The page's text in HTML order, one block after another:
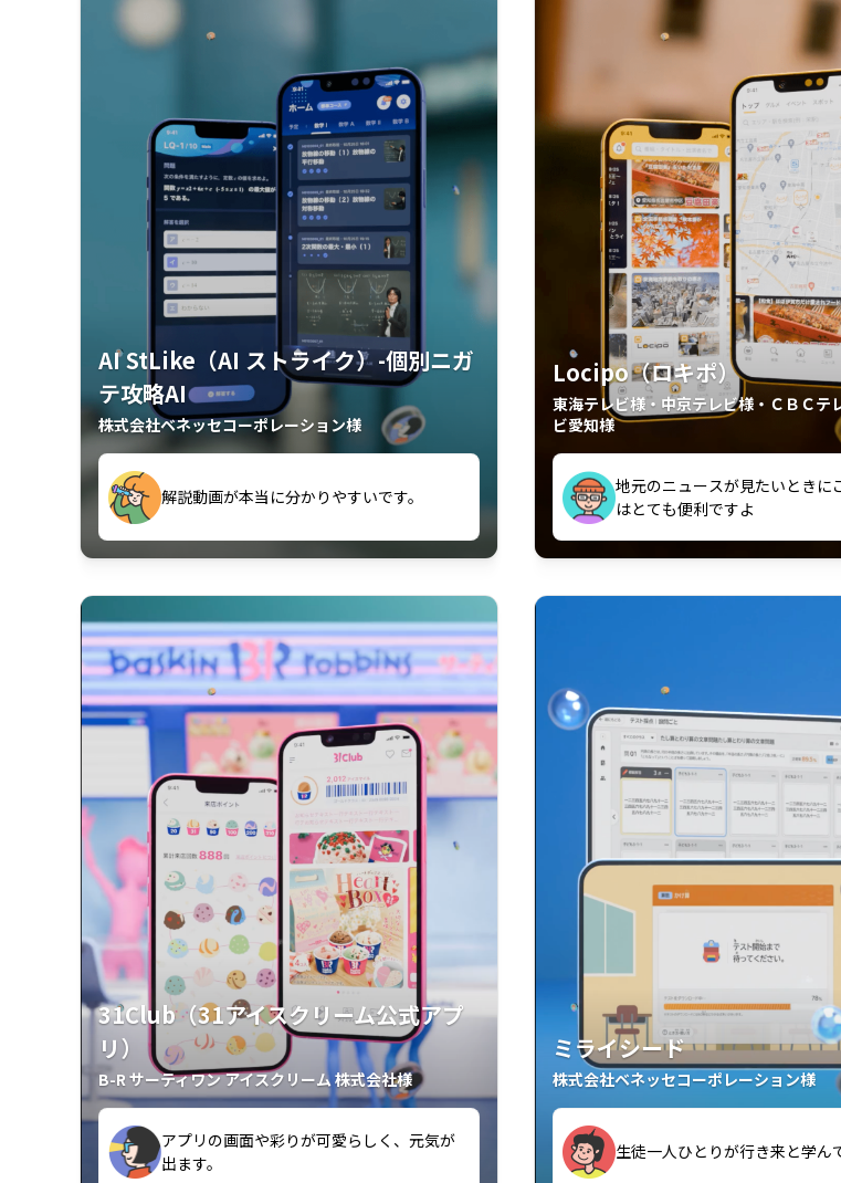
AI StLike（AI ストライク）-個別ニガ
テ攻略AI
株式会社ベネッセコーポレーション様
古文漢文を主に使わせていただいている
が、復習するのに非常に役立っている。
解説動画が本当に分かりやすいです。
Locipo（ロキポ）
東海テレビ様・中京テレビ様・ＣＢＣテ
ビ愛知様
中京テレビのおもしろ番組が視
外からも見れるの嬉しいポイン
いつも利用させていただいてお
31Club（31アイスクリーム公式アプ
リ）
B-R サーティワン アイスクリーム 株式会社様
アプリの画面や彩りが可愛らしく、元気が
出ます。
クラスごとに特典があるようなので使うの
が楽しいです。
ミライシード
株式会社ベネッセコーポレーション様
生徒一人ひとりが行き来と学ん
い」「解くことが楽しい」を実